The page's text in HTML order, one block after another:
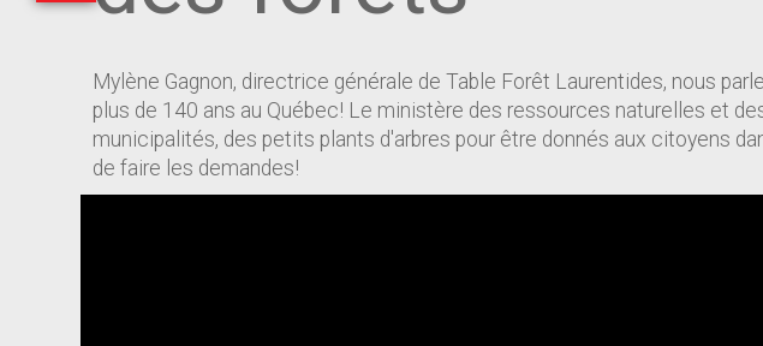
Mylène Gagnon, directrice générale de Table Forêt Laurentides, nous
plus de 140 ans au Québec! Le ministère des ressources naturelles et
municipalités, des petits plants d'arbres pour être donnés aux citoyens
de faire les demandes!